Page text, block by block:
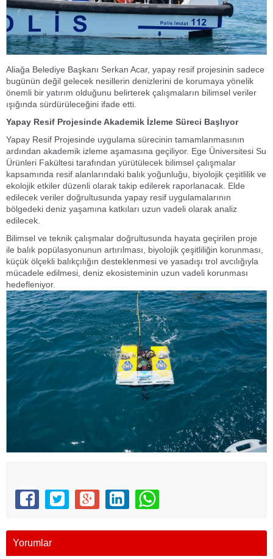
Aliağa Belediye Başkanı Serkan Acar, yapay resif projesinin sadece
bugünün değil gelecek nesillerin denizlerini de korumaya yönelik
önemli bir yatırım olduğunu belirterek çalışmaların bilimsel veriler
ışığında sürdürüleceğini ifade etti.
Yapay Resif Projesinde Akademik İzleme Süreci Başlıyor
Yapay Resif Projesinde uygulama sürecinin tamamlanmasının
ardından akademik izleme aşamasına geçiliyor. Ege Üniversitesi Su
Ürünleri Fakültesi tarafından yürütülecek bilimsel çalışmalar
kapsamında resif alanlarındaki balık yoğunluğu, biyolojik çeşitlilik ve
ekolojik etkiler düzenli olarak takip edilerek raporlanacak. Elde
edilecek veriler doğrultusunda yapay resif uygulamalarının
bölgedeki deniz yaşamına katkıları uzun vadeli olarak analiz
edilecek.
Bilimsel ve teknik çalışmalar doğrultusunda hayata geçirilen proje
ile balık popülasyonunun artırılması, biyolojik çeşitliliğin korunması,
küçük ölçekli balıkçılığın desteklenmesi ve yasadışı trol avcılığıyla
mücadele edilmesi, deniz ekosisteminin uzun vadeli korunması
hedefleniyor.
Yorumlar